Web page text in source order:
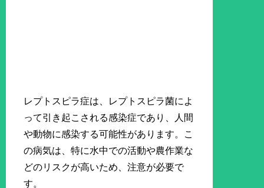
レプトスピラ症は、レプトスピラ菌によ
って引き起こされる感染症であり、人間
や動物に感染する可能性があります。こ
の病気は、特に水中での活動や農作業な
どのリスクが高いため、注意が必要で
す。